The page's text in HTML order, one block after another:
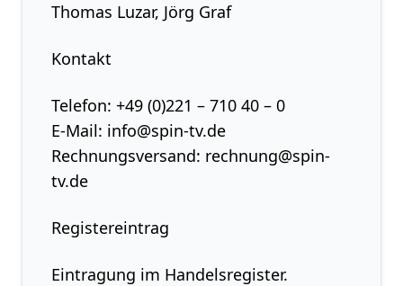
Thomas Luzar, Jörg Graf
Kontakt
Telefon: +49 (0)221 – 710 40 – 0
E-Mail: info@spin-tv.de
Rechnungsversand: rechnung@spin-
tv.de
Registereintrag
Eintragung im Handelsregister.